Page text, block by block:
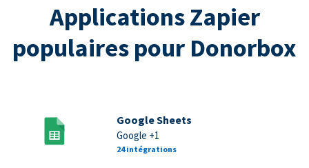
Applications Zapier
populaires pour Donorbox
Google Sheets
Google +1
24 intégrations